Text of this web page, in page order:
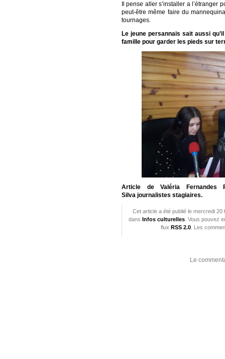
Il pense aller s’installer a l’étranger
peut-être même faire du
tournages.
Le jeune persannais sait aussi
famille pour garder les pieds sur
Article de Valéria Fernandes
Silva journalistes stagiaires.
Cet article a été publié le mercredi
dans Infos culturelles . Vous pouvez
flux RSS 2.0. Les
Le